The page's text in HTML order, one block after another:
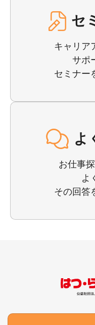
セ
キャリア
サポ
セミナー
よ
お仕事
よ
その回答